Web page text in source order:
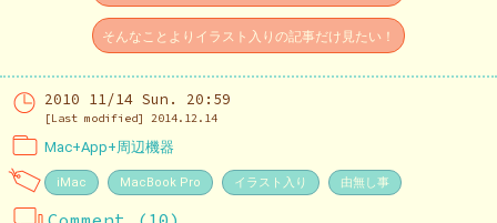
そんなことよりイラスト入りの記事だけ見たい！
2010 11/14 Sun. 20:59
[Last modified] 2014.12.14
Mac+App+周辺機器
iMac MacBook Pro イラスト入り 由無し事